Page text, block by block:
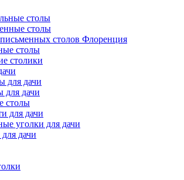
столы
столы
столов Флоренция
столы
столики
для дачи
дачи
столы
для дачи
уголки для дачи
дачи